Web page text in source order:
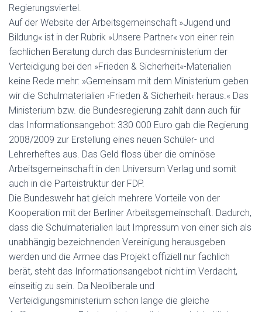
Regierungsviertel.
Auf der Website der Arbeitsgemeinschaft »Jugend und
Bildung« ist in der Rubrik »Unsere Partner« von einer rein
fachlichen Beratung durch das Bundesministerium der
Verteidigung bei den »Frieden & Sicherheit«-Materialien
keine Rede mehr: »Gemeinsam mit dem Ministerium geben
wir die Schulmaterialien ›Frieden & Sicherheit‹ heraus.« Das
Ministerium bzw. die Bundesregierung zahlt dann auch für
das Informationsangebot: 330 000 Euro gab die Regierung
2008/2009 zur Erstellung eines neuen Schüler- und
Lehrerheftes aus. Das Geld floss über die ominöse
Arbeitsgemeinschaft in den Universum Verlag und somit
auch in die Parteistruktur der FDP.
Die Bundeswehr hat gleich mehrere Vorteile von der
Kooperation mit der Berliner Arbeitsgemeinschaft. Dadurch,
dass die Schulmaterialien laut Impressum von einer sich als
unabhängig bezeichnenden Vereinigung herausgeben
werden und die Armee das Projekt offiziell nur fachlich
berät, steht das Informationsangebot nicht im Verdacht,
einseitig zu sein. Da Neoliberale und
Verteidigungsministerium schon lange die gleiche